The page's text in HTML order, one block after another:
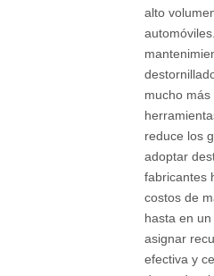
alto
mucho
reduce los
adoptar
fabricantes
costos de
hasta en
asignar
efectiva y